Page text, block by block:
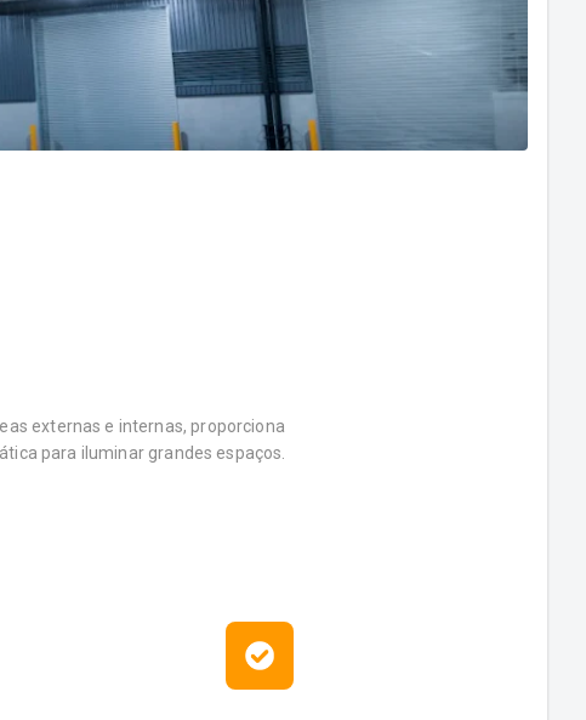
externas e internas, proporciona
para iluminar grandes espaços.